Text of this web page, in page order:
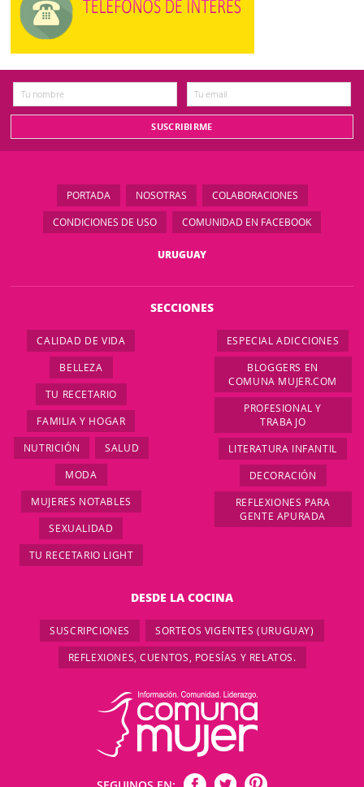
PORTADA NOSOTRAS COLABORACIONES
CONDICIONES DE USO COMUNIDAD EN FACEBOOK
URUGUAY
SECCIONES
CALIDAD DE VIDA
BELLEZA
TU RECETARIO
FAMILIA Y HOGAR
NUTRICIÓN SALUD
MODA
MUJERES NOTABLES
SEXUALIDAD
TU RECETARIO LIGHT
ESPECIAL ADICCIONES
BLOGGERS EN
COMUNA MUJER.COM
PROFESIONAL Y
TRABAJO
LITERATURA INFANTIL
DECORACIÓN
REFLEXIONES PARA
GENTE APURADA
DESDE LA COCINA
SUSCRIPCIONES SORTEOS VIGENTES (URUGUAY)
REFLEXIONES, CUENTOS, POESÍAS Y RELATOS.